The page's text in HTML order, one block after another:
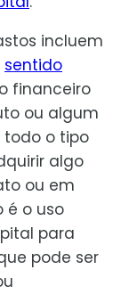
incluem
sentido
financeiro
ou algum
todo o tipo
algo
ou em
é o uso
para
pode ser